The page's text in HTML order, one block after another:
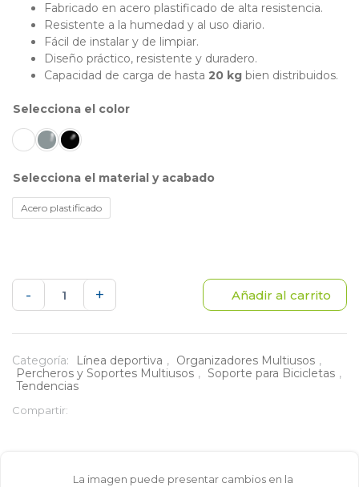
Fabricado en acero plastificado de alta resistencia.
Resistente a la humedad y al uso diario.
Fácil de instalar y de limpiar.
Diseño práctico, resistente y duradero.
Capacidad de carga de hasta 20 kg bien distribuidos.
color
material y acabado
Acero plastificado
-
Soporte
Multiusos
para
mangueras,
cantidad
+ Añadir al carrito
Categoría: Línea deportiva , Organizadores Multiusos ,
Percheros y Soportes Multiusos , Soporte para Bicicletas ,
Tendencias
Compartir:
La imagen puede presentar cambios en la